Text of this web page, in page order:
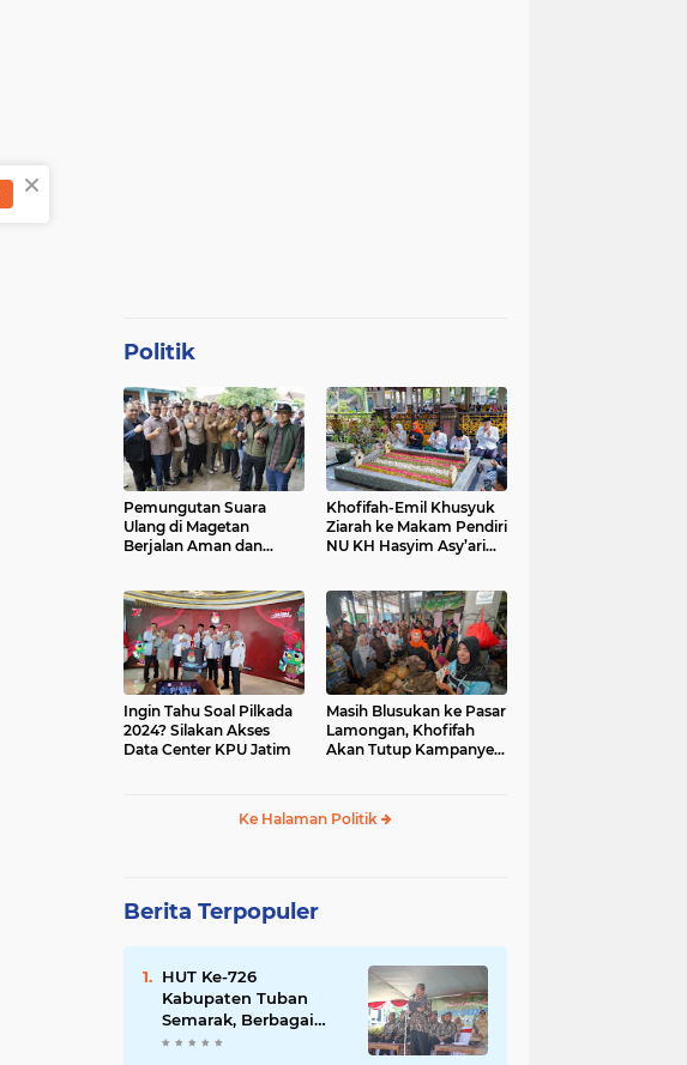
Politik
Pemungutan Suara
Ulang di Magetan
Berjalan Aman dan
Khofifah-Emil Khusyuk
Ziarah ke Makam Pendiri
NU KH Hasyim Asy’ari
Ingin Tahu Soal Pilkada
2024? Silakan Akses
Data Center KPU Jatim
Masih Blusukan ke Pasar
Lamongan, Khofifah
Akan Tutup Kampanye
Ke Halaman Politik
Berita Terpopuler
HUT Ke-726
Kabupaten Tuban
Semarak, Berbagai
Prestasinya Pun
×